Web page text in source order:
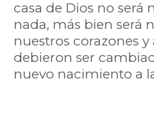
casa de Dios no será
nada, más bien será
nuestros corazones
debieron ser
nuevo nacimiento a